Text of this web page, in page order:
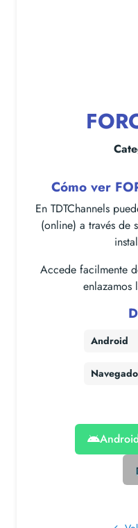
Cómo ver
En TDTChannels
(online) a través de
Accede facilmente
enlazamos
Android